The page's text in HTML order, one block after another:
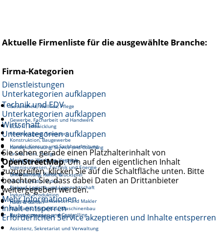
Aktuelle Firmenliste für die ausgewählte Branche:
Firma-Kategorien
Dienstleistungen
Unterkategorien aufklappen
Gesundheit, Wellnes, Pflege
Gewerbe, Facharbeit und Handwerk
Fortbewegung, Transport
Kundenbetreuung, Service und Coaching
Reinigung und Hauswirtschaft
Unterhaltung, Kunst, Glückspiel
Gastronomie, Tourismus
Haus & Garten
Soziales, Pädagogik, Bildung
Technik und EDV
Unterkategorien aufklappen
EDV, IT, Entwicklung
Konstruktion, Baugewerbe
Grafik, Print, Design
Ingenieurwesen, Technik und Energie
Medien, Audio, Video
Industrie, Produktion
Mechanik, Metallbau, Maschinenbau
Wirtschaft
Unterkategorien aufklappen
Handel, Konsum und Sachbearbeitung
Marketing, Werbung, Vertrieb
Management, Führung
Einkauf, Logistik und Lagerwirtschaft
Finanzwesen, Bankwesen und Makler
Rechnungswesen und Controlling
Assistenz, Sekretariat und Verwaltung
Sie sehen gerade einen Platzhalterinhalt von
OpenStreetMap. Um auf den eigentlichen Inhalt
zuzugreifen, klicken Sie auf die Schaltfläche unten. Bitte
beachten Sie, dass dabei Daten an Drittanbieter
weitergegeben werden.
Mehr Informationen
Inhalt entsperren
Erforderlichen Service akzeptieren und Inhalte entsperren